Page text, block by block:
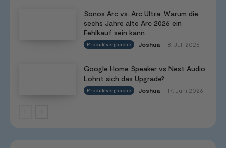
Sonos Arc vs. Arc Ultra: Warum die
sechs Jahre alte Arc 2026 ein
Fehlkauf sein kann
Produktvergleiche Joshua 8. Juli 2026
Google Home Speaker vs Nest Audio:
Lohnt sich das Upgrade?
Produktvergleiche Joshua 17. Juni 2026